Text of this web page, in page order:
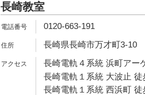
長崎教室
0120-663-191
長崎県長崎市万才町3-10
長崎電軌４系統 浜町アー
長崎電軌１系統 大波止 徒
長崎電軌１系統 西浜町 徒